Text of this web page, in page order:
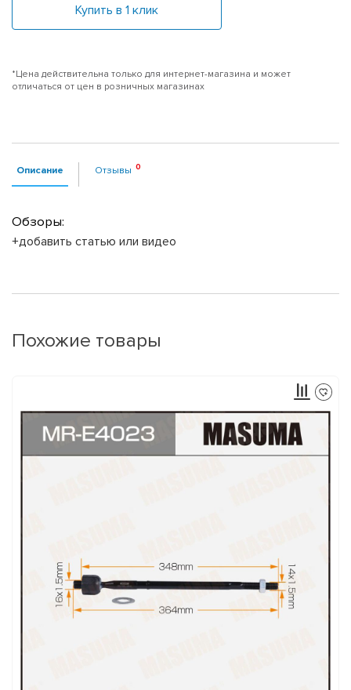
Купить в 1 клик
*Цена действительна только для интернет-магазина и может
отличаться от цен в розничных магазинах
Описание Отзывы
Обзоры:
+добавить статью или видео
Похожие товары